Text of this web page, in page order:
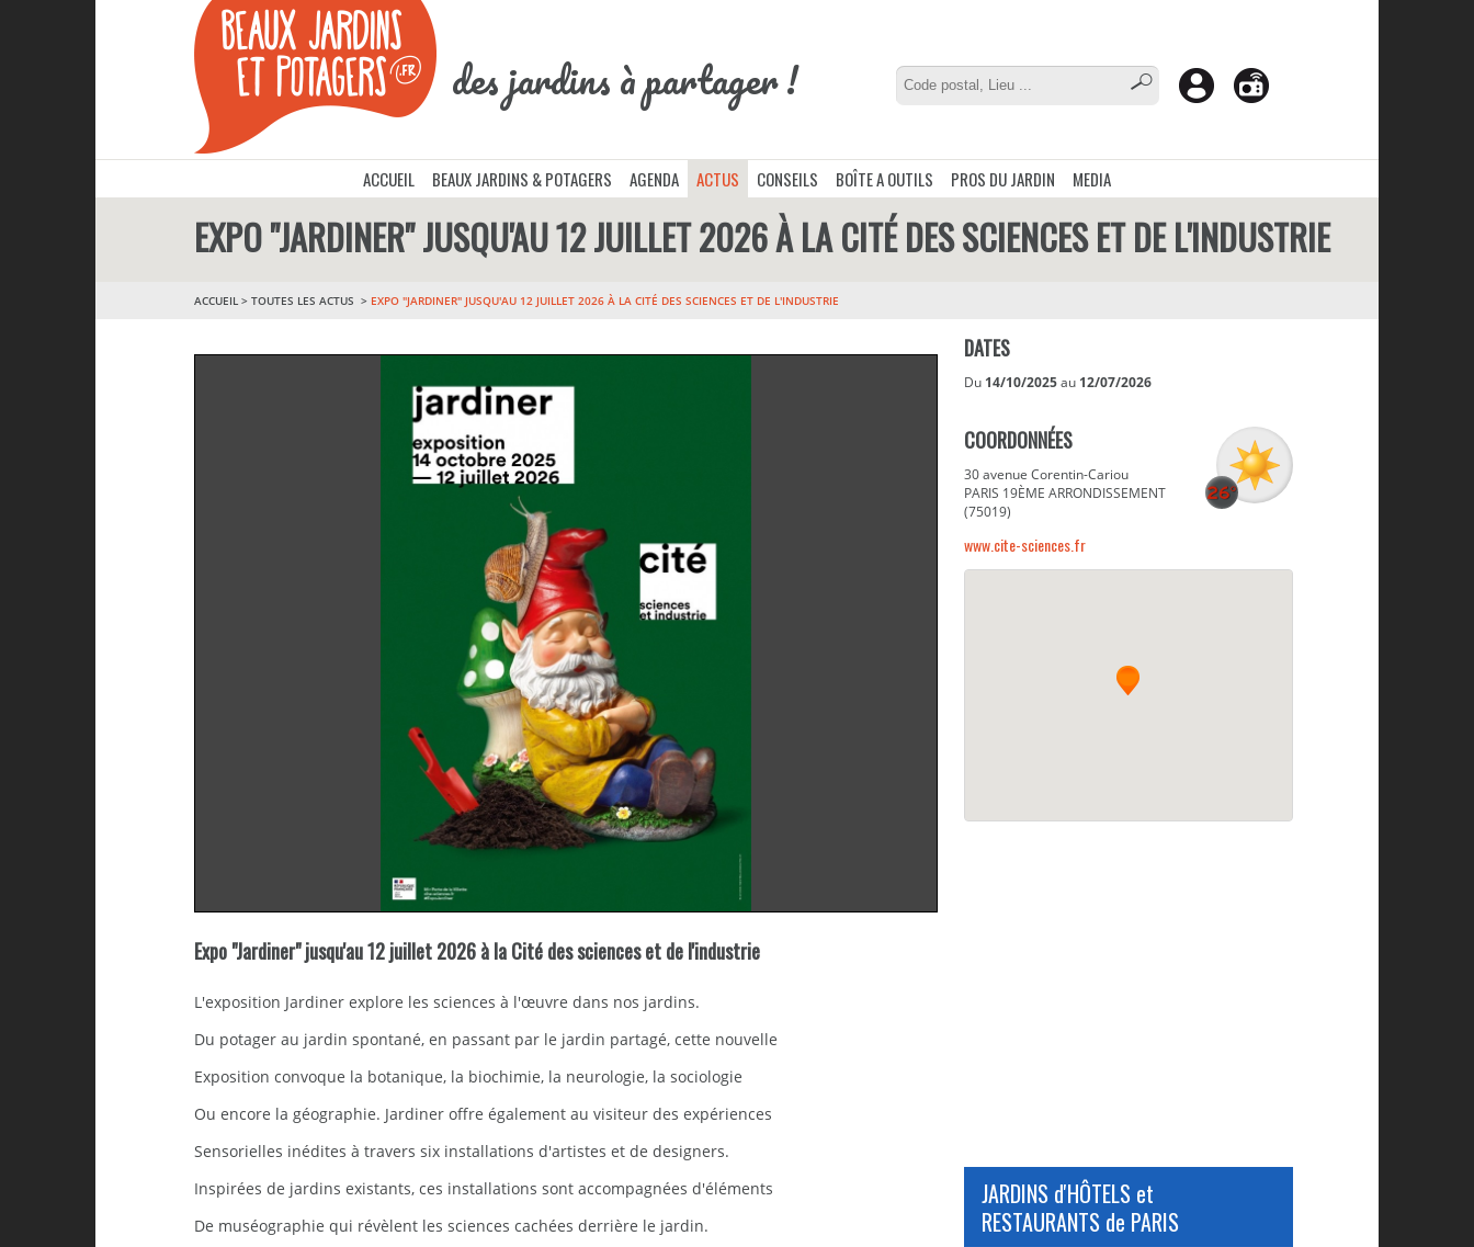
des jardins à partager !
ACCUEIL BEAUX JARDINS & POTAGERS AGENDA ACTUS CONSEILS BOÎTE A OUTILS PROS DU JARDIN MEDIA
EXPO "JARDINER" JUSQU'AU 12 JUILLET 2026 À LA CITÉ DES SCIENCES ET DE L'INDUSTRIE
ACCUEIL > TOUTES LES ACTUS EXPO "JARDINER" JUSQU'AU 12 JUILLET 2026 À LA CITÉ DES SCIENCES ET DE L'INDUSTRIE
Expo "Jardiner" jusqu'au 12 juillet 2026 à la Cité des sciences et de l'industrie
L'exposition Jardiner explore les sciences à l'œuvre dans nos jardins.
Du potager au jardin spontané, en passant par le jardin partagé, cette nouvelle
Exposition convoque la botanique, la biochimie, la neurologie, la sociologie
Ou encore la géographie. Jardiner offre également au visiteur des expériences
Sensorielles inédites à travers six installations d'artistes et de designers.
Inspirées de jardins existants, ces installations sont accompagnées d'éléments
De muséographie qui révèlent les sciences cachées derrière le jardin.
DATES
Du 14/10/2025au 12/07/2026
COORDONNÉES
30 avenue Corentin-Cariou
PARIS 19ÈME ARRONDISSEMENT
(75019)
www.cite-sciences.fr
JARDINS d'HÔTELS et
RESTAURANTS de PARIS